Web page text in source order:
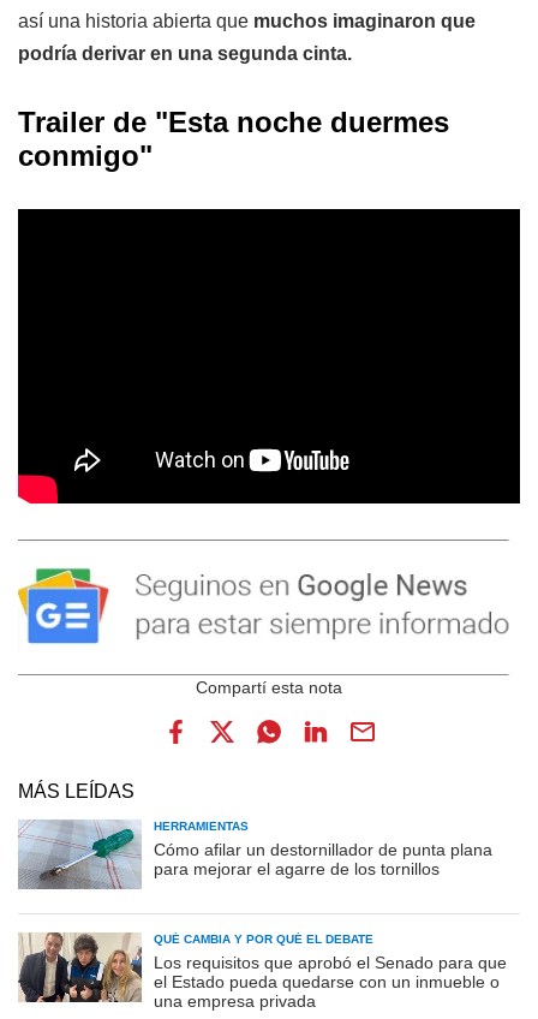
así una historia abierta que muchos imaginaron que
podría derivar en una segunda cinta.
Trailer de "Esta noche duermes
conmigo"
MÁS LEÍDAS
HERRAMIENTAS
Cómo afilar un destornillador de punta plana
para mejorar el agarre de los tornillos
QUÉ CAMBIA Y POR QUÉ EL DEBATE
Los requisitos que aprobó el Senado para que
el Estado pueda quedarse con un inmueble o
una empresa privada